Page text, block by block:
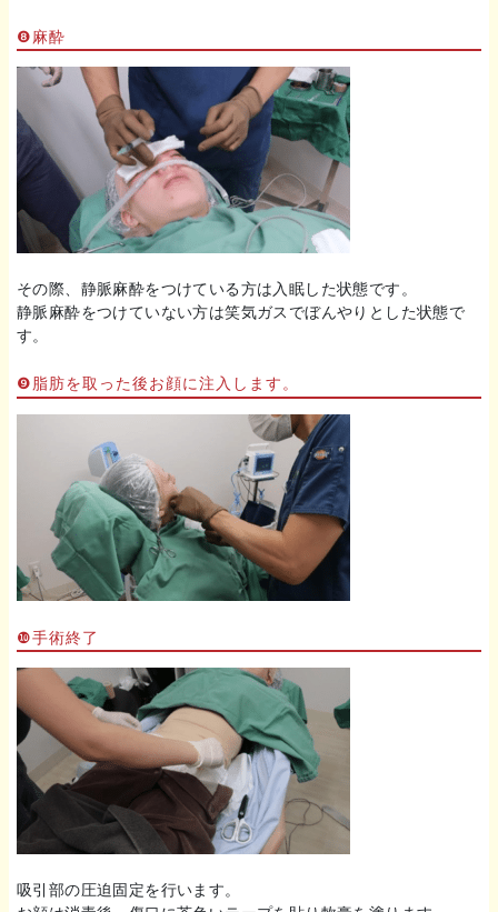
❽麻酔
その際、静脈麻酔をつけている方は入眠した状態です。
静脈麻酔をつけていない方は笑気ガスでぼんやりとした状態で
す。
❾脂肪を取った後お顔に注入します。
❿手術終了
吸引部の圧迫固定を行います。